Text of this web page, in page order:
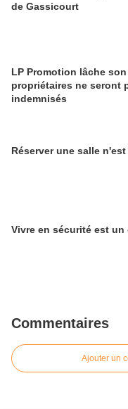
de Gassicourt
LP Promotion lâche
propriétaires ne seront
indemnisés
Réserver une salle
Vivre en sécurité est un
Commentaires
Ajouter un